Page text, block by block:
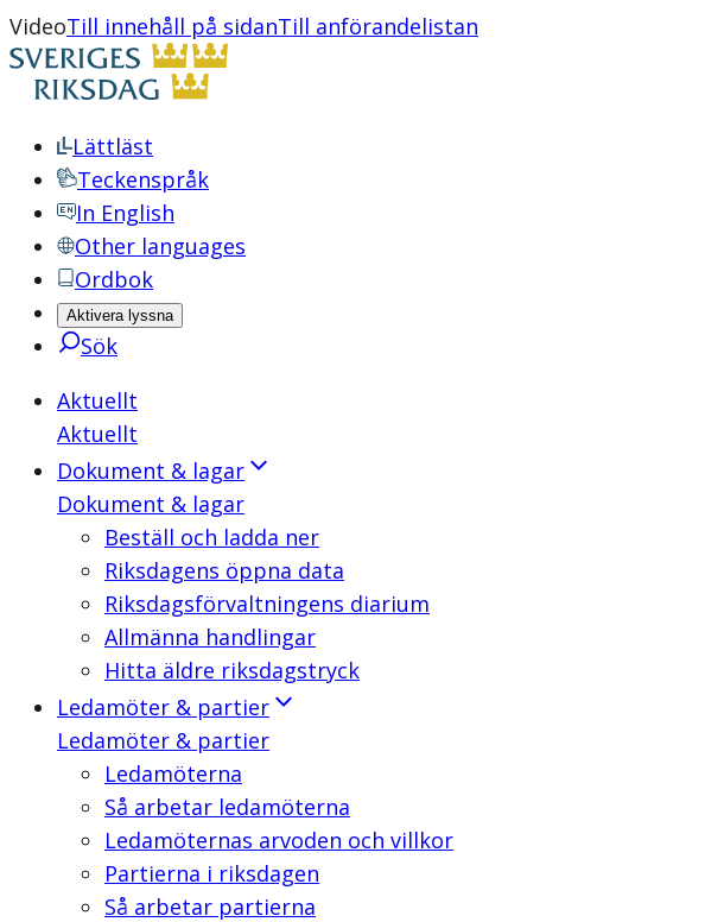
VideoTill innehåll på sidanTill anförandelistan
Lättläst
Teckenspråk
In English
Other languages
Ordbok
Aktivera lyssna
Sök
Aktuellt
Aktuellt
Dokument & lagar
Dokument & lagar
Beställ och ladda ner
Riksdagens öppna data
Riksdagsförvaltningens diarium
Allmänna handlingar
Hitta äldre riksdagstryck
Ledamöter & partier
Ledamöter & partier
Ledamöterna
Så arbetar ledamöterna
Ledamöternas arvoden och villkor
Partierna i riksdagen
Så arbetar partierna